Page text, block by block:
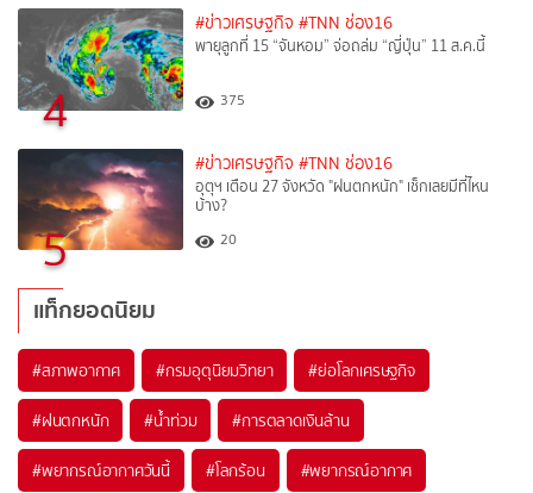
4
#ข่าวเศรษฐกิจ #TNN ช่อง16
พายุลูกที่ 15 “จันหอม” จ่อถล่ม “ญี่ปุ่น” 11 ส.ค.นี้
375
5
#ข่าวเศรษฐกิจ #TNN ช่อง16
อุตุฯ เตือน 27 จังหวัด "ฝนตกหนัก" เช็กเลยมีที่ไหน
บ้าง?
20
แท็กยอดนิยม
#สภาพอากาศ #กรมอุตุนิยมวิทยา #ย่อโลกเศรษฐกิจ
#ฝนตกหนัก #น้ำท่วม #การตลาดเงินล้าน
#พยากรณ์อากาศวันนี้ #โลกร้อน #พยากรณ์อากาศ